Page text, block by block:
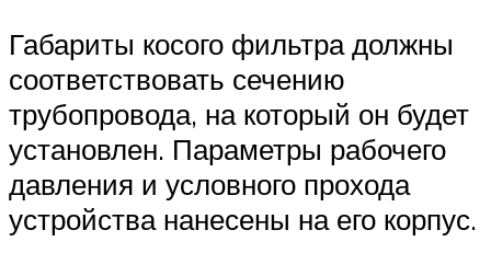
Габариты косого фильтра должны
соответствовать сечению
трубопровода, на который он будет
установлен. Параметры рабочего
давления и условного прохода
устройства нанесены на его корпус.